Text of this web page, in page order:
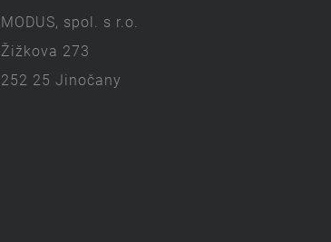
MODUS, spol. s r.o.
Žižkova 273
252 25 Jinočany